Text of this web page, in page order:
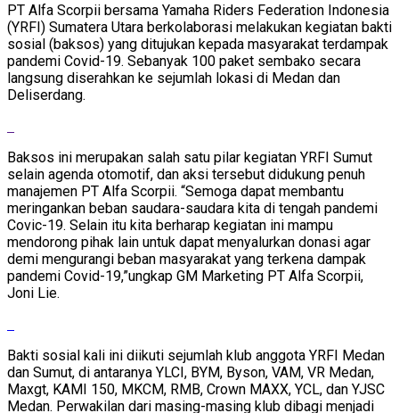
PT Alfa Scorpii bersama Yamaha Riders Federation Indonesia
(YRFI) Sumatera Utara berkolaborasi melakukan kegiatan bakti
sosial (baksos) yang ditujukan kepada masyarakat terdampak
pandemi Covid-19. Sebanyak 100 paket sembako secara
langsung diserahkan ke sejumlah lokasi di Medan dan
Deliserdang.
Baksos ini merupakan salah satu pilar kegiatan YRFI Sumut
selain agenda otomotif, dan aksi tersebut didukung penuh
manajemen PT Alfa Scorpii. “Semoga dapat membantu
meringankan beban saudara-saudara kita di tengah pandemi
Covic-19. Selain itu kita berharap kegiatan ini mampu
mendorong pihak lain untuk dapat menyalurkan donasi agar
demi mengurangi beban masyarakat yang terkena dampak
pandemi Covid-19,”ungkap GM Marketing PT Alfa Scorpii,
Joni Lie.
Bakti sosial kali ini diikuti sejumlah klub anggota YRFI Medan
dan Sumut, di antaranya YLCI, BYM, Byson, VAM, VR Medan,
Maxgt, KAMI 150, MKCM, RMB, Crown MAXX, YCL, dan YJSC
Medan. Perwakilan dari masing-masing klub dibagi menjadi